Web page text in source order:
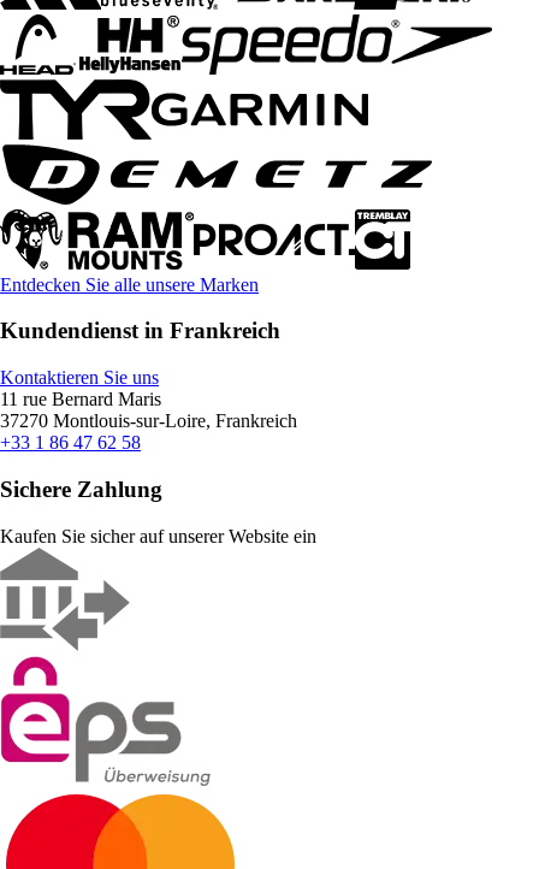
Entdecken Sie alle unsere Marken
Kundendienst in Frankreich
Kontaktieren Sie uns
11 rue Bernard Maris
37270 Montlouis-sur-Loire, Frankreich
+33 1 86 47 62 58
Sichere Zahlung
Kaufen Sie sicher auf unserer Website ein